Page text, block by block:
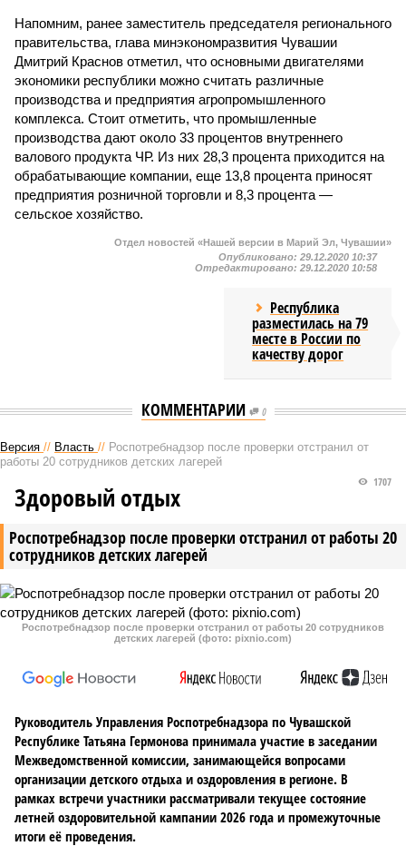
Напомним, ранее заместитель председателя регионального
правительства, глава минэкономразвития Чувашии
Дмитрий Краснов отметил, что основными двигателями
экономики республики можно считать различные
производства и предприятия агропромышленного
комплекса. Стоит отметить, что промышленные
производства дают около 33 процентов внутреннего
валового продукта ЧР. Из них 28,3 процента приходится на
обрабатывающие компании, еще 13,8 процента приносят
предприятия розничной торговли и 8,3 процента —
сельское хозяйство.
Отдел новостей «Нашей версии в Марий Эл, Чувашии»
Опубликовано: 29.12.2020 10:37
Отредактировано: 29.12.2020 10:58
Республика
разместилась на 79
месте в России по
качеству дорог
КОММЕНТАРИИ 0
Версия // Власть // Роспотребнадзор после проверки отстранил от
работы 20 сотрудников детских лагерей
Роспотребнадзор после проверки отстранил от работы 20
сотрудников детских лагерей
1707
Здоровый отдых
Роспотребнадзор после проверки отстранил от работы 20 сотрудников
детских лагерей (фото: pixnio.com)
Руководитель Управления Роспотребнадзора по Чувашской
Республике Татьяна Гермонова принимала участие в заседании
Межведомственной комиссии, занимающейся вопросами
организации детского отдыха и оздоровления в регионе. В
рамках встречи участники рассматривали текущее состояние
летней оздоровительной кампании 2026 года и промежуточные
итоги её проведения.